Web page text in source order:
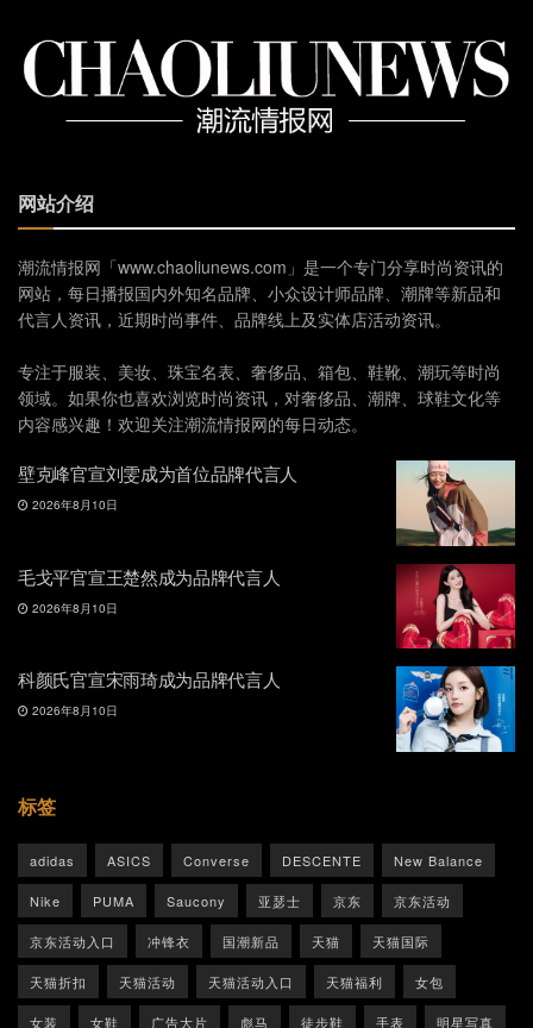
网站介绍
潮流情报网「www.chaoliunews.com」是一个专门分享时尚资讯的
网站，每日播报国内外知名品牌、小众设计师品牌、潮牌等新品和
代言人资讯，近期时尚事件、品牌线上及实体店活动资讯。
专注于服装、美妆、珠宝名表、奢侈品、箱包、鞋靴、潮玩等时尚
领域。如果你也喜欢浏览时尚资讯，对奢侈品、潮牌、球鞋文化等
内容感兴趣！欢迎关注潮流情报网的每日动态。
壁克峰官宣刘雯成为首位品牌代言人
2026年8月10日
毛戈平官宣王楚然成为品牌代言人
2026年8月10日
科颜氏官宣宋雨琦成为品牌代言人
2026年8月10日
标签
adidas ASICS Converse DESCENTE New Balance
Nike PUMA Saucony 亚瑟士 京东 京东活动
京东活动入口 冲锋衣 国潮新品 天猫 天猫国际
天猫折扣 天猫活动 天猫活动入口 天猫福利 女包
女装 女鞋 广告大片 彪马 徒步鞋 手表 明星写真